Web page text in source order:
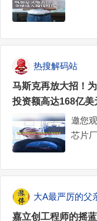
热搜解码站
马斯克再放大招！
投资额高达168亿
邀您
芯片
大A最严厉的父
嘉立创工程师的摇蓝